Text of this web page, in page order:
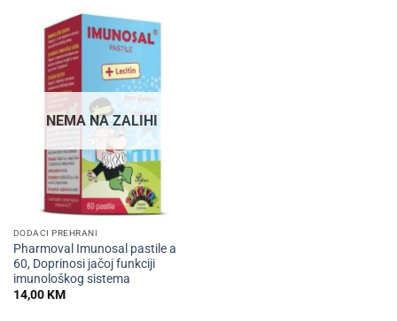
NEMA NA ZALIHI
DODACI PREHRANI
Pharmoval Imunosal pastile a
60, Doprinosi jačoj funkciji
imunološkog sistema
14,00KM